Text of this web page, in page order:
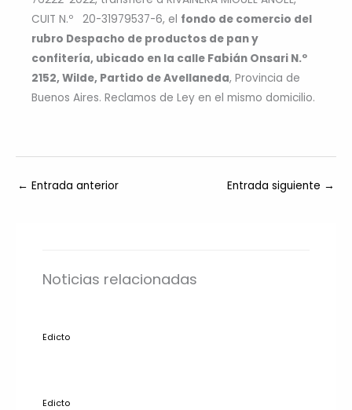
CUIT N.º 20-31979537-6, el fondo de comercio del
rubro Despacho de productos de pan y
confitería, ubicado en la calle Fabián Onsari N.º
2152, Wilde, Partido de Avellaneda, Provincia de
Buenos Aires. Reclamos de Ley en el mismo domicilio.
← Entrada anterior Entrada siguiente →
Noticias relacionadas
Edicto
Edicto